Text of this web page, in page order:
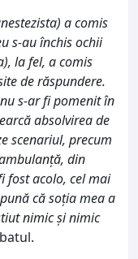
a comis
s-au închis ochii
la fel, a comis
de răspundere.
s-ar fi pomenit în
absolvirea de
scenariul, precum
din
fost acolo, cel mai
că soția mea a
nimic și nimic